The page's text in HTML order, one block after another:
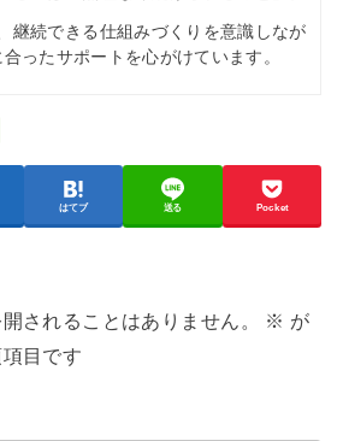
継続できる仕組みづくりを意識しなが
ったサポートを心がけています。
はてブ 送る Pocket
されることはありません。 ※ が
目です